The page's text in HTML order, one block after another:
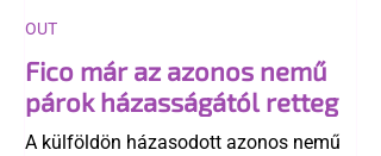
Fico már az azonos nemű
párok házasságától retteg
A külföldön házasodott azonos nemű
OUT